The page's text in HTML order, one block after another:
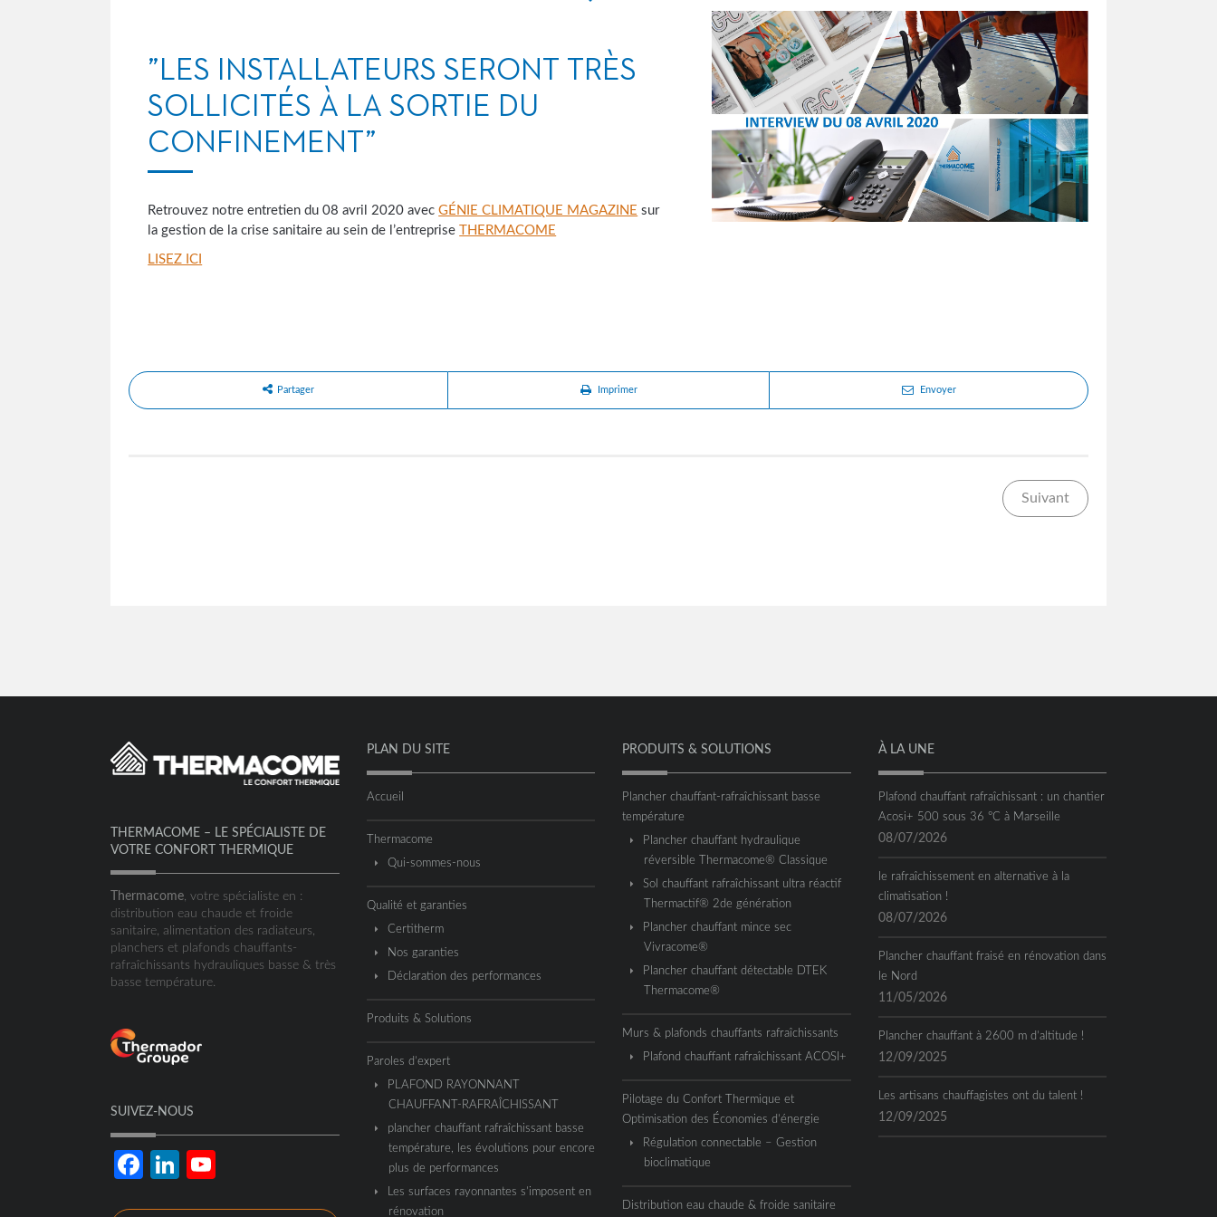
”LES INSTALLATEURS SERONT TRÈS
SOLLICITÉS À LA SORTIE DU
CONFINEMENT”
Retrouvez notre entretien du 08 avril 2020 avecGÉNIE CLIMATIQUE MAGAZINE sur
la gestion de la crise sanitaire au sein de l’entreprise
THERMACOME
LISEZ ICI
Partager Imprimer Envoyer
Suivant
THERMACOME – LE SPÉCIALISTE DE
VOTRE CONFORT THERMIQUE
Thermacome , votre spécialiste en :
distribution eau chaude et froide
sanitaire, alimentation des radiateurs,
planchers et plafonds chauffants-
rafraîchissants hydrauliques basse & très
basse température.
SUIVEZ-NOUS
FacebookLinkedIn
PLAN DU SITE
Accueil
Thermacome
Qui-sommes-nous
Qualité et garanties
Certitherm
Nos garanties
Déclaration des performances
Produits & Solutions
Paroles d’expert
PLAFOND RAYONNANT
CHAUFFANT-RAFRAÎCHISSANT
plancher chauffant rafraîchissant basse
température, les évolutions pour encore
plus de performances
Les surfaces rayonnantes s’imposent en
rénovation
PRODUITS & SOLUTIONS
Plancher chauffant-rafraîchissant basse
température
Plancher chauffant hydraulique
réversible Thermacome® Classique
Sol chauffant rafraîchissant ultra réactif
Thermactif® 2de génération
Plancher chauffant mince sec
Vivracome®
Plancher chauffant détectable DTEK
Thermacome®
Murs & plafonds chauffants rafraîchissants
Plafond chauffant rafraîchissant ACOSI+
Pilotage du Confort Thermique et
Optimisation des Économies d’énergie
Régulation connectable – Gestion
bioclimatique
Distribution eau chaude & froide sanitaire
À LA UNE
Plafond chauffant rafraîchissant : un chantier
Acosi+ 500 sous 36 °C à Marseille
08/07/2026
le rafraîchissement en alternative à la
climatisation !
08/07/2026
Plancher chauffant fraisé en rénovation dans
le Nord
11/05/2026
Plancher chauffant à 2600 m d’altitude !
12/09/2025
Les artisans chauffagistes ont du talent !
12/09/2025